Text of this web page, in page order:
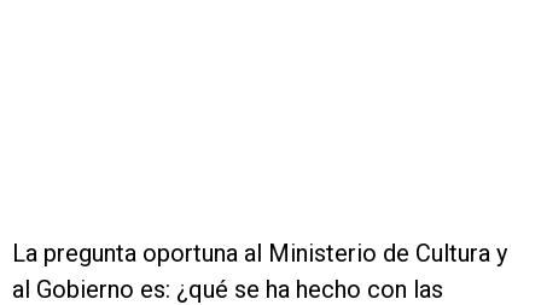
La pregunta oportuna al Ministerio de Cultura y
al Gobierno es: ¿qué se ha hecho con las